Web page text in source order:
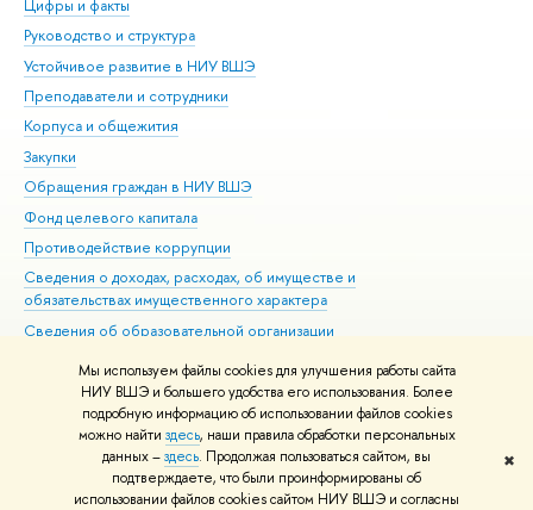
Мы используем файлы cookies для улучшения работы сайта
НИУ ВШЭ и большего удобства его использования. Более
подробную информацию об использовании файлов cookies
можно найти здесь, наши правила обработки персональных
данных –здесь. Продолжая пользоваться сайтом, вы
подтверждаете, что были проинформированы об
использовании файлов cookies сайтом НИУ ВШЭ и согласны
✖
Цифры и факты
Руководство и структура
Устойчивое развитие в НИУ ВШЭ
Преподаватели и сотрудники
Корпуса и общежития
Закупки
Обращения граждан в НИУ ВШЭ
Фонд целевого капитала
Противодействие коррупции
Сведения о доходах, расходах, об имуществе и
обязательствах имущественного характера
Сведения об образовательной организации
Людям с ограниченными возможностями здоровья
Единая платежная страница
Работа в Вышке
© НИУ ВШЭ 1993–2026 Адреса и контакты Условия использования